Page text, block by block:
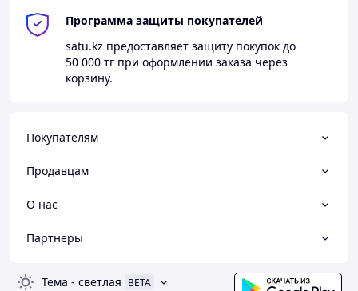
Программа защиты покупателей
satu.kz предоставляет защиту покупок до
50 000 тг при оформлении заказа через
корзину.
Покупателям
Продавцам
О нас
Партнеры
Тема - светлая BETA